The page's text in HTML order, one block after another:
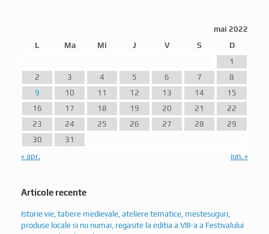
mai 2022
L
Ma Mi J V S
D
1
2
3 4 5 6 7
8
9
10 11 12 13 14
15
16
17 18 19 20 21
22
23
24 25 26 27 28
29
30
31
« apr.
iun. »
Articole recente
Istorie vie, tabere medievale, ateliere tematice, mestesuguri,
produse locale si nu numai, regasite la editia a VIII-a a Festivalului